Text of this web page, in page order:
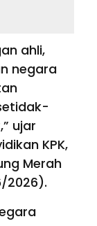
ahli,
negara
ujar
KPK,
Merah
2026).